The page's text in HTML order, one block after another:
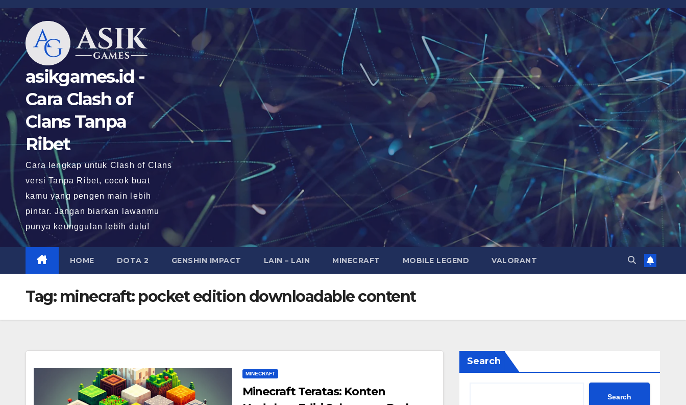
Skip
content
asikgames.id -
Cara Clash of
Clans Tanpa
Ribet
Cara lengkap untuk Clash of Clans
versi Tanpa Ribet, cocok buat
kamu yang pengen main lebih
pintar. Jangan biarkan lawanmu
punya keunggulan lebih dulu!
HOME DOTA 2 GENSHIN IMPACT LAIN – LAIN MINECRAFT MOBILE LEGEND VALORANT
Tag: minecraft: pocket edition downloadable content
MINECRAFT
Minecraft Teratas: Konten
Search
Search